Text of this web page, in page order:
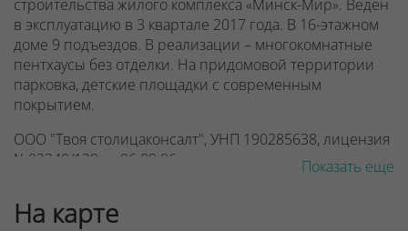
строительства жилого комплекса «Минск-Мир». Веден
в эксплуатацию в 3 квартале 2017 года. В 16-этажном
доме 9 подъездов. В реализации – многокомнатные
пентхаусы без отделки. На придомовой территории
парковка, детские площадки с современным
покрытием.
ООО "Твоя столицаконсалт", УНП 190285638, лицензия
№02240/129 от 06.09.06г.
04.09.2025
Показать еще
На карте